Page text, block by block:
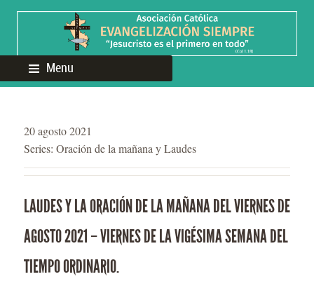
Menu
20 agosto 2021
Series: Oración de la mañana y Laudes
LAUDES Y LA ORACIÓN DE LA MAÑANA DEL VIERNES DE
AGOSTO 2021 – VIERNES DE LA VIGÉSIMA SEMANA DEL
TIEMPO ORDINARIO.